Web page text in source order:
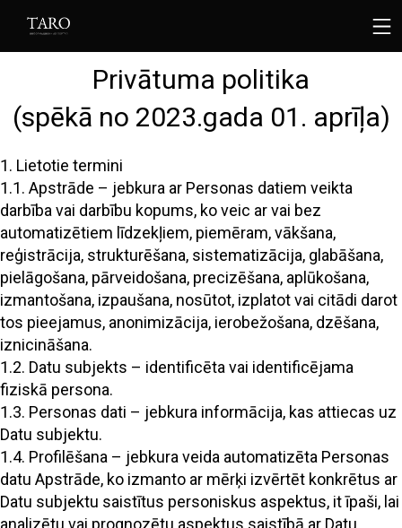
Privātuma politika
(spēkā no 2023.gada 01. aprīļa)
1. Lietotie termini
1.1. Apstrāde – jebkura ar Personas datiem veikta
darbība vai darbību kopums, ko veic ar vai bez
automatizētiem līdzekļiem, piemēram, vākšana,
reģistrācija, strukturēšana, sistematizācija, glabāšana,
pielāgošana, pārveidošana, precizēšana, aplūkošana,
izmantošana, izpaušana, nosūtot, izplatot vai citādi darot
tos pieejamus, anonimizācija, ierobežošana, dzēšana,
iznicināšana.
1.2. Datu subjekts – identificēta vai identificējama
fiziskā persona.
1.3. Personas dati – jebkura informācija, kas attiecas uz
Datu subjektu.
1.4. Profilēšana – jebkura veida automatizēta Personas
datu Apstrāde, ko izmanto ar mērķi izvērtēt konkrētus ar
Datu subjektu saistītus personiskus aspektus, it īpaši, lai
analizētu vai prognozētu aspektus saistībā ar Datu